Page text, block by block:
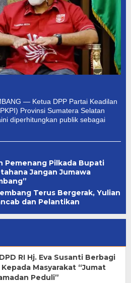
— Ketua DPP Partai Keadilan
Provinsi Sumatera Selatan
diperhitungkan publik sebagai
Pemenang Pilkada Bupati
Jangan Jumawa
Terus Bergerak, Yulian
dan Pelantikan
RI Hj. Eva Susanti Berbagi
Masyarakat “Jumat
Peduli”